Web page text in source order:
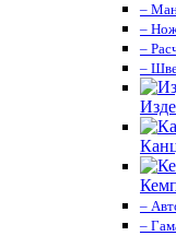
–
–
–
–
–
–